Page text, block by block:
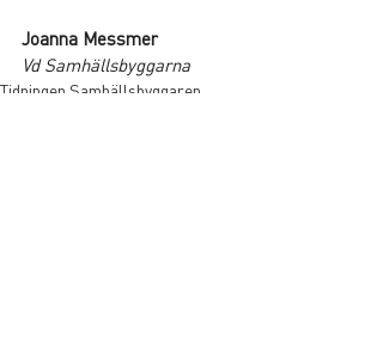
Joanna Messmer
Vd Samhällsbyggarna
Tidningen Samhällsbyggaren